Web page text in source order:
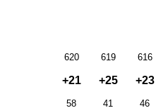
620
+21
58
619
+25
41
616
+23
46